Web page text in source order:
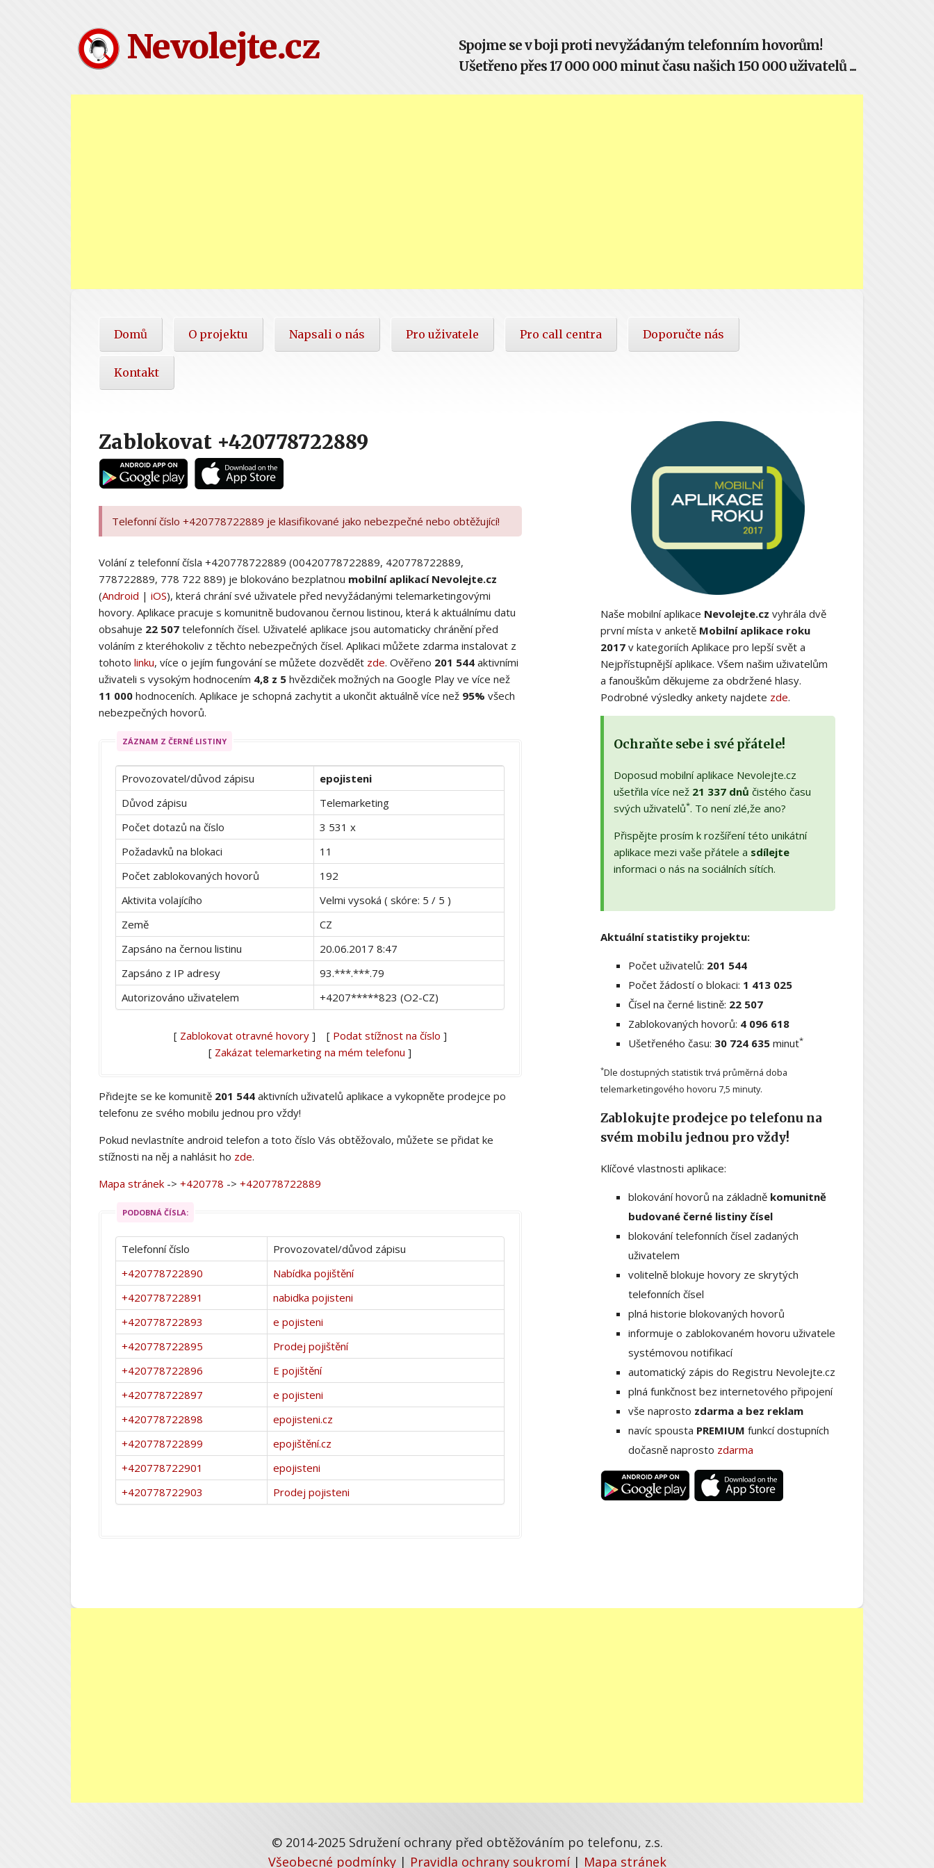
Nevolejte.cz
Spojme se v boji proti nevyžádaným telefonním hovorům!
Ušetřeno přes 17 000 000 minut času našich 150 000 uživatelů ...
Domů O projektu Napsali o nás Pro uživatele Pro call centra Doporučte nás
Kontakt
Zablokovat +420778722889
Telefonní číslo +420778722889 je klasifikované jako nebezpečné nebo obtěžující!
Volání z telefonní čísla +420778722889 (00420778722889, 420778722889,
778722889, 778 722 889) je blokováno bezplatnou mobilní aplikací Nevolejte.cz
(Android | iOS), která chrání své uživatele před nevyžádanými telemarketingovými
hovory. Aplikace pracuje s komunitně budovanou černou listinou, která k aktuálnímu datu
obsahuje 22 507 telefonních čísel. Uživatelé aplikace jsou automaticky chránění před
voláním z kteréhokoliv z těchto nebezpečných čísel. Aplikaci můžete zdarma instalovat z
tohoto linku, více o jejím fungování se můžete dozvědět zde. Ověřeno 201 544 aktivními
uživateli s vysokým hodnocením 4,8 z 5 hvězdiček možných na Google Play ve více než
11 000 hodnoceních. Aplikace je schopná zachytit a ukončit aktuálně více než 95% všech
nebezpečných hovorů.
ZÁZNAM Z ČERNÉ LISTINY
Provozovatel/důvod zápisu
epojisteni
Důvod zápisu
Telemarketing
Počet dotazů na číslo
3 531 x
Požadavků na blokaci
11
Počet zablokovaných hovorů
192
Aktivita volajícího
Velmi vysoká ( skóre: 5 / 5 )
Země
CZ
Zapsáno na černou listinu
20.06.2017 8:47
Zapsáno z IP adresy
93.***.***.79
Autorizováno uživatelem
+4207*****823 (O2-CZ)
[ Zablokovat otravné hovory] [ Podat stížnost na číslo ]
[ Zakázat telemarketing na mém telefonu ]
Přidejte se ke komunitě 201 544 aktivních uživatelů aplikace a vykopněte prodejce po
telefonu ze svého mobilu jednou pro vždy!
Pokud nevlastníte android telefon a toto číslo Vás obtěžovalo, můžete se přidat ke
stížnosti na něj a nahlásit ho zde.
Mapa stránek -> +420778 -> +420778722889
PODOBNÁ ČÍSLA:
Telefonní číslo
Provozovatel/důvod zápisu
+420778722890
Nabídka pojištění
+420778722891
nabidka pojisteni
+420778722893
e pojisteni
+420778722895
Prodej pojištění
+420778722896
E pojištění
+420778722897
e pojisteni
+420778722898
epojisteni.cz
+420778722899
epojištění.cz
+420778722901
epojisteni
+420778722903
Prodej pojisteni
Naše mobilní aplikace Nevolejte.cz vyhrála dvě
první místa v anketě Mobilní aplikace roku
2017v kategoriích Aplikace pro lepší svět a
Nejpřístupnější aplikace. Všem našim uživatelům
a fanouškům děkujeme za obdržené hlasy.
Podrobné výsledky ankety najdete zde.
Ochraňte sebe i své přátele!
Doposud mobilní aplikace Nevolejte.cz
ušetřila více než 21 337 dnů čistého času
svých uživatelů*. To není zlé,že ano?
Přispějte prosím k rozšíření této unikátní
aplikace mezi vaše přátele a sdílejte
informaci o nás na sociálních sítích.
Aktuální statistiky projektu:
Počet uživatelů: 201 544
Počet žádostí o blokaci: 1 413 025
Čísel na černé listině: 22 507
Zablokovaných hovorů: 4 096 618
Ušetřeného času: 30 724 635minut*
*Dle dostupných statistik trvá průměrná doba
telemarketingového hovoru 7,5 minuty.
Zablokujte prodejce po telefonu na
svém mobilu jednou pro vždy!
Klíčové vlastnosti aplikace:
blokování hovorů na základně komunitně
budované černé listiny čísel
blokování telefonních čísel zadaných
uživatelem
volitelně blokuje hovory ze skrytých
telefonních čísel
plná historie blokovaných hovorů
informuje o zablokovaném hovoru uživatele
systémovou notifikací
automatický zápis do Registru Nevolejte.cz
plná funkčnost bez internetového připojení
vše naprosto zdarma a bez reklam
navíc spousta PREMIUM funkcí dostupních
dočasně naprosto zdarma
© 2014-2025 Sdružení ochrany před obtěžováním po telefonu, z.s.
Všeobecné podmínky | Pravidla ochrany soukromí | Mapa stránek